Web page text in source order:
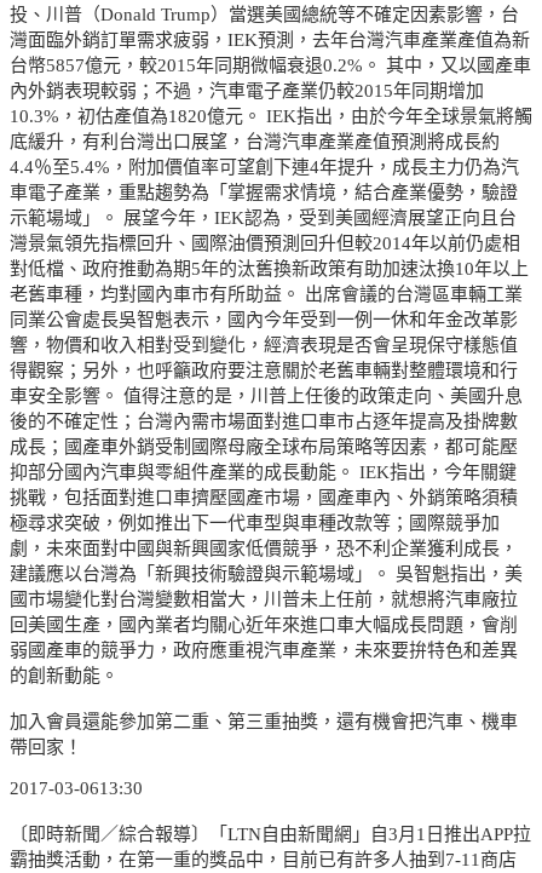
投、川普（Donald Trump）當選美國總統等不確定因素影響，台
灣面臨外銷訂單需求疲弱，IEK預測，去年台灣汽車產業產值為新
台幣5857億元，較2015年同期微幅衰退0.2%。 其中，又以國產車
內外銷表現較弱；不過，汽車電子產業仍較2015年同期增加
10.3%，初估產值為1820億元。 IEK指出，由於今年全球景氣將觸
底緩升，有利台灣出口展望，台灣汽車產業產值預測將成長約
4.4％至5.4%，附加價值率可望創下連4年提升，成長主力仍為汽
車電子產業，重點趨勢為「掌握需求情境，結合產業優勢，驗證
示範場域」。 展望今年，IEK認為，受到美國經濟展望正向且台
灣景氣領先指標回升、國際油價預測回升但較2014年以前仍處相
對低檔、政府推動為期5年的汰舊換新政策有助加速汰換10年以上
老舊車種，均對國內車市有所助益。 出席會議的台灣區車輛工業
同業公會處長吳智魁表示，國內今年受到一例一休和年金改革影
響，物價和收入相對受到變化，經濟表現是否會呈現保守樣態值
得觀察；另外，也呼籲政府要注意關於老舊車輛對整體環境和行
車安全影響。 值得注意的是，川普上任後的政策走向、美國升息
後的不確定性；台灣內需市場面對進口車市占逐年提高及掛牌數
成長；國產車外銷受制國際母廠全球布局策略等因素，都可能壓
抑部分國內汽車與零組件產業的成長動能。 IEK指出，今年關鍵
挑戰，包括面對進口車擠壓國產市場，國產車內、外銷策略須積
極尋求突破，例如推出下一代車型與車種改款等；國際競爭加
劇，未來面對中國與新興國家低價競爭，恐不利企業獲利成長，
建議應以台灣為「新興技術驗證與示範場域」。 吳智魁指出，美
國市場變化對台灣變數相當大，川普未上任前，就想將汽車廠拉
回美國生產，國內業者均關心近年來進口車大幅成長問題，會削
弱國產車的競爭力，政府應重視汽車產業，未來要拚特色和差異
的創新動能。
加入會員還能參加第二重、第三重抽獎，還有機會把汽車、機車
帶回家！
2017-03-0613:30
〔即時新聞／綜合報導〕「LTN自由新聞網」自3月1日推出APP拉
霸抽獎活動，在第一重的獎品中，目前已有許多人抽到7-11商店